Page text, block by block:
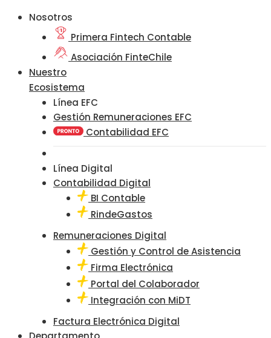
Nosotros
Primera Fintech Contable
Asociación FinteChile
Nuestro
Ecosistema
Línea EFC
Gestión Remuneraciones EFC
Contabilidad EFC
Línea Digital
Contabilidad Digital
BI Contable
RindeGastos
Remuneraciones Digital
Gestión y Control de Asistencia
Firma Electrónica
Portal del Colaborador
Integración con MiDT
Factura Electrónica Digital